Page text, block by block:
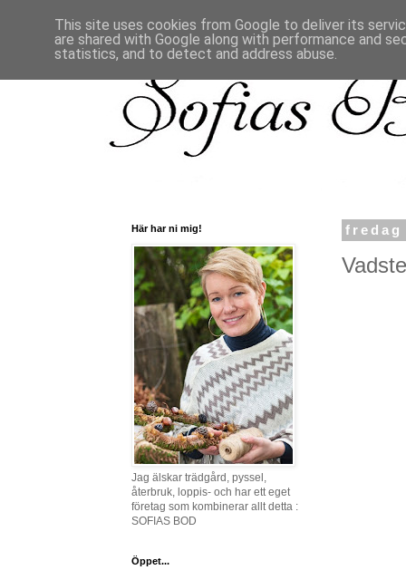
Här har ni mig!
Jag älskar trädgård, pyssel,
återbruk, loppis- och har ett eget
företag som kombinerar allt detta :
SOFIAS BOD
Öppet...
This site uses cookies from Google to deliver its
are shared with Google along with performance and
statistics, and to detect and address abuse.